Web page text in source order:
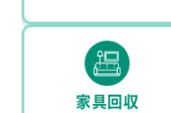
家具回収